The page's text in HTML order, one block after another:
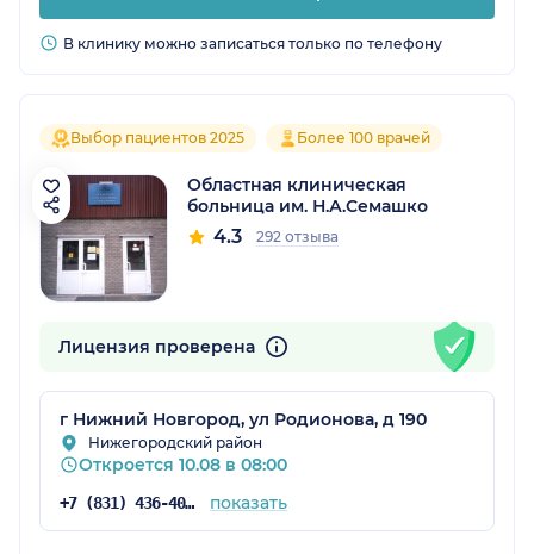
В клинику можно записаться только по телефону
Выбор пациентов 2025 Более 100 врачей
Областная клиническая
больница им. Н.А.Семашко
4.3 292 отзыва
Лицензия проверена
г Нижний Новгород, ул Родионова, д 190
Нижегородский район
Откроется 10.08 в 08:00
+7 (831) 436-40-01 показать